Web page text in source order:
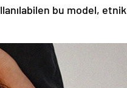
bu model, etnik